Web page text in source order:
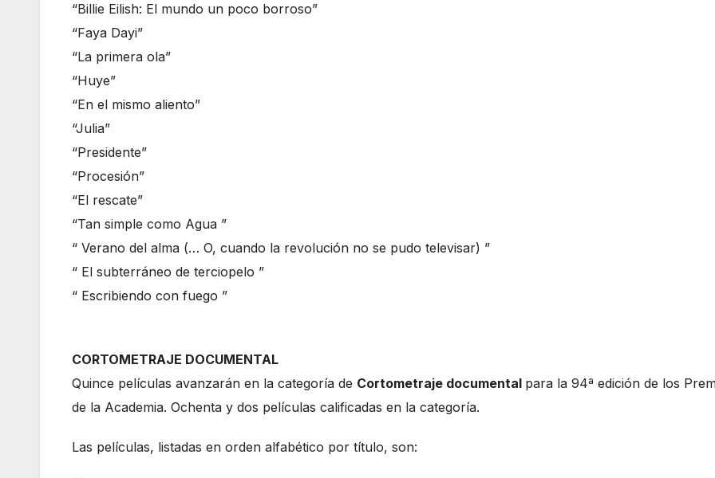
“Billie Eilish: El mundo un poco borroso”
“Faya Dayi”
“La primera ola”
“Huye”
“En el mismo aliento”
“Julia”
“Presidente”
“Procesión”
“El rescate”
“Tan simple como Agua ”
“ Verano del alma (… O, cuando la revolución no se pudo televisar) ”
“ El subterráneo de terciopelo ”
“ Escribiendo con fuego ”
CORTOMETRAJE DOCUMENTAL
Quince películas avanzarán en la categoría de Cortometraje documental para la 94ª edición de los
de la Academia. Ochenta y dos películas calificadas en la categoría.
Las películas, listadas en orden alfabético por título, son: